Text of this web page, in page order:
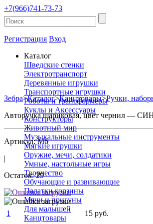
+7(966)741-73-73
Регистрация Вход
Каталог
Шведские стенки
Электротранспорт
Деревянные игрушки
Транспортные игрушки
Роботы и трансформеры
Куклы и Аксессуары
Конструкторы
Животный мир
Музыкальные инструменты
Мягкие игрушки
Оружие, мечи, солдатики
Умные, настольные игры
Творчество
Обучающие и развивающие
Палатки,корзины
Мячи и пригуны
Для малышей
Канцтовары
Зебра>Каталог>Канцтовары>Ручки,
Авторучка шариковая, цвет чернил —
Артикул: M6
|
Остаток: 29
1
15 руб.